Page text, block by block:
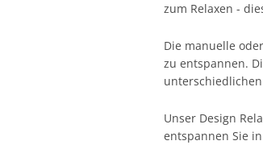
zum Relaxen -
Die manuelle
zu entspannen.
Unser Design
entspannen Sie